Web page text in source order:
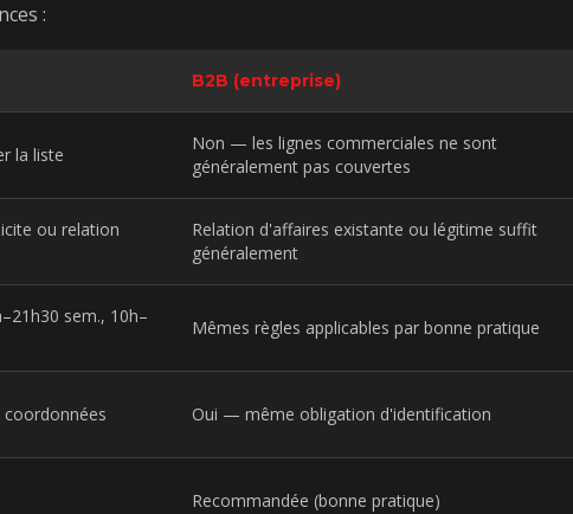
:
B2B (entreprise)
la liste
Non — les lignes commerciales ne sont
généralement pas couvertes
ou relation
Relation d'affaires existante ou légitime suffit
généralement
sem., 10h–
Mêmes règles applicables par bonne pratique
Oui — même obligation d'identification
Recommandée (bonne pratique)